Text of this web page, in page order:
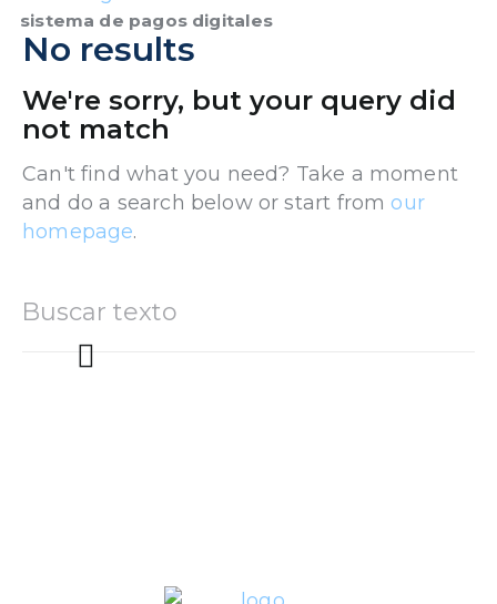
sistema de pagos digitales
No results
We're sorry, but your query did
not match
Can't find what you need? Take a moment
and do a search below or start from our
homepage.